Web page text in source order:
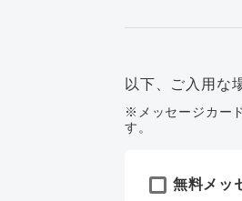
以下、ご入用な
※メッセージカー
す。
無料メッ